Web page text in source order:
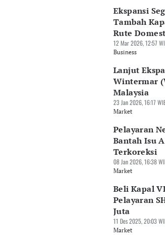
Ekspansi
Tambah
Rute
12 Mar 2026, 12:57
Business
Lanjut
Wintermar
Malaysia
23 Jan 2026, 16:17
Market
Pelayaran
Bantah Isu
Terkoreksi
08 Jan 2026, 16:38
Market
Beli Kapal
Pelayaran
Juta
11 Des 2025, 20:03
Market